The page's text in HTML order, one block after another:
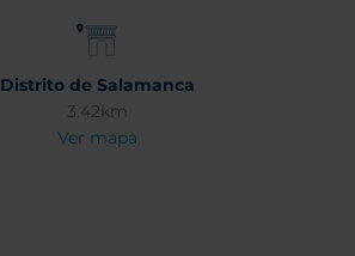
Distrito de Salamanca
3.42km
Ver mapa